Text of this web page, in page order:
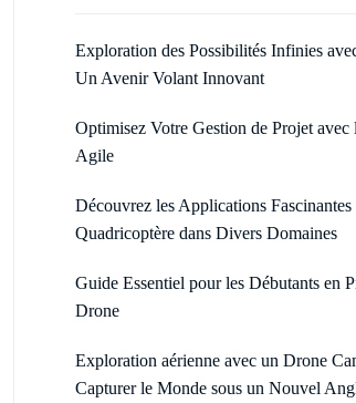
Exploration des Possibilités Infinies
Un Avenir Volant Innovant
Optimisez Votre Gestion de Projet avec
Agile
Découvrez les Applications Fascinantes
Quadricoptère dans Divers Domaines
Guide Essentiel pour les Débutants en
Drone
Exploration aérienne avec un Drone
Capturer le Monde sous un Nouvel